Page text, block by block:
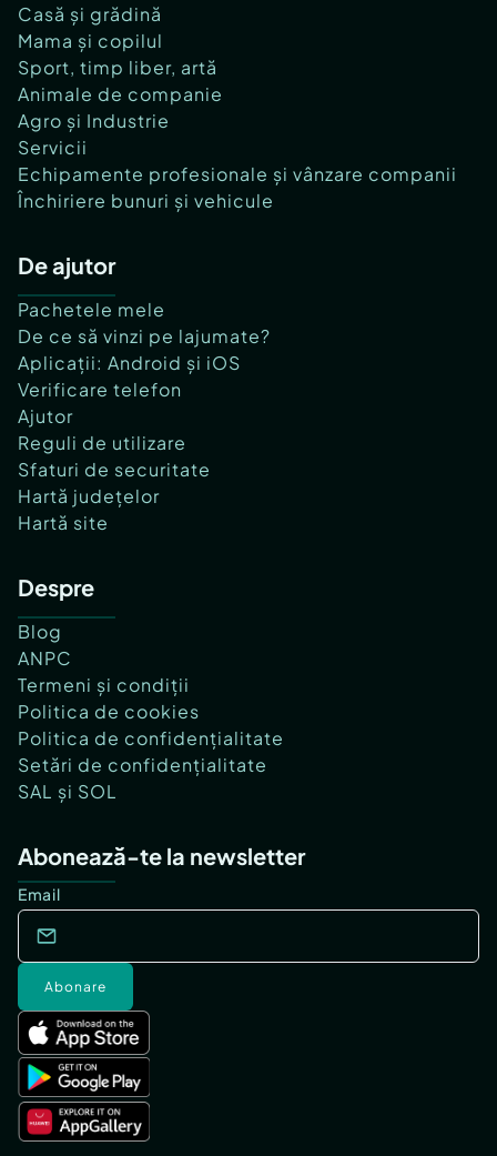
Casă și grădină
Mama și copilul
Sport, timp liber, artă
Animale de companie
Agro și Industrie
Servicii
Echipamente profesionale și vânzare companii
Închiriere bunuri și vehicule
De ajutor
Pachetele mele
De ce să vinzi pe lajumate?
Aplicații: Android și iOS
Verificare telefon
Ajutor
Reguli de utilizare
Sfaturi de securitate
Hartă județelor
Hartă site
Despre
Blog
ANPC
Termeni și condiții
Politica de cookies
Politica de confidențialitate
Setări de confidențialitate
SAL și SOL
Abonează-te la newsletter
Email
Abonare